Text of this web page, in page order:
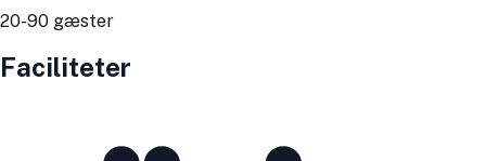
20-90 gæster
Faciliteter